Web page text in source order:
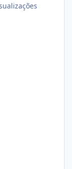
conta com